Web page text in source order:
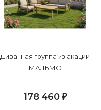
Диванная группа из акации
МАЛЬМО
178 460 ₽